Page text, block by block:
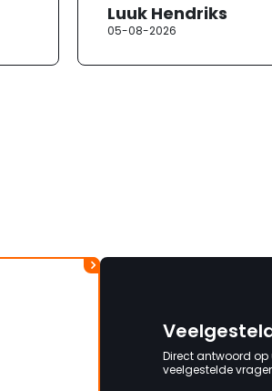
opgenomen met de
klantenservice. Helaas
erg moeizaam;
Luuk Hendriks
05-08-2026
Direct antwoord op
veelgestelde